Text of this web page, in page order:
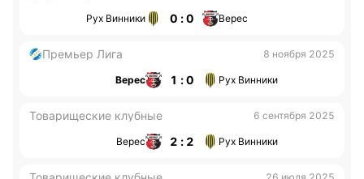
Рух Винники 0 : 0 Верес
Премьер Лига 8 ноября 2025
Верес 1 : 0 Рух Винники
Товарищеские клубные 6 сентября 2025
Верес 2 : 2 Рух Винники